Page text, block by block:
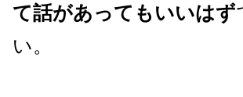
て話があってもいいはず
い。